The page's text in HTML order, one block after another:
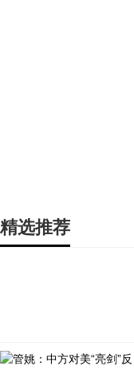
精选推荐